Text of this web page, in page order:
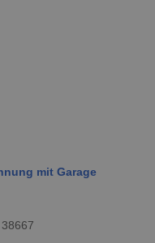
mit Garage